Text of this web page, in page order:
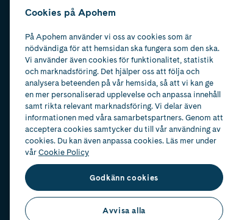
Cookies på Apohem
På Apohem använder vi oss av cookies som är
nödvändiga för att hemsidan ska fungera som den ska.
Vi använder även cookies för funktionalitet, statistik
och marknadsföring. Det hjälper oss att följa och
analysera beteenden på vår hemsida, så att vi kan ge
en mer personaliserad upplevelse och anpassa innehåll
samt rikta relevant marknadsföring. Vi delar även
informationen med våra samarbetspartners. Genom att
acceptera cookies samtycker du till vår användning av
cookies. Du kan även anpassa cookies. Läs mer under
vårCookie Policy
Godkänn cookies
Avvisa alla